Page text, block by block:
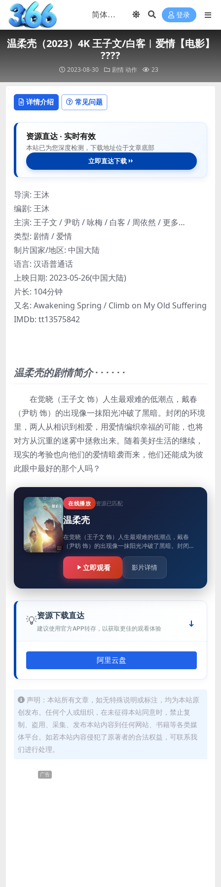
登录
温柔壳（2023）4K 王子文/白客︱爱情【电影】
????
2023-08-30 剧情 动作 23
详情介绍 常见问题
资源直达 · 实时有效
本站已为您深度检测，下载地址位于文章底部
立即直达下载
导演: 王沐
编剧: 王沐
主演: 王子文 / 尹昉 / 咏梅 / 白客 / 周依然 / 更多…
类型: 剧情 / 爱情
制片国家/地区: 中国大陆
语言: 汉语普通话
上映日期: 2023-05-26(中国大陆)
片长: 104分钟
又名: Awakening Spring / Climb on My Old Suffering
IMDb: tt13575842
温柔壳的剧情简介· · · · · ·
在觉晓（王子文 饰）人生最艰难的低潮点，戴春
（尹昉 饰）的出现像一抹阳光冲破了黑暗。封闭的环境
里，两人从相识到相爱，用爱情编织幸福的可能，也将
对方从沉重的迷雾中拯救出来。随着美好生活的继续，
现实的考验也向他们的爱情暗袭而来，他们还能成为彼
此眼中最好的那个人吗？
在线播放 资源已匹配
温柔壳
在觉晓（王子文 饰）人生最艰难的低潮点，戴春
（尹昉 饰）的出现像一抹阳光冲破了黑暗。封闭的
环境里，两人从相识到相爱，用爱情编织幸福的可
能，也将对方从沉重的迷雾中…
立即观看 影片详情
💡资源下载直达
建议使用官方APP转存，以获取更佳的观看体验
阿里云盘
声明：本站所有文章，如无特殊说明或标注，均为本站原
创发布。任何个人或组织，在未征得本站同意时，禁止复
制、盗用、采集、发布本站内容到任何网站、书籍等各类媒
体平台。如若本站内容侵犯了原著者的合法权益，可联系我
们进行处理。
广告